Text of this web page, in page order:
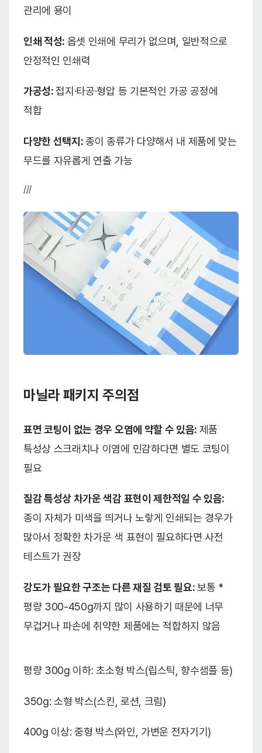
관리에 용이
인쇄 적성: 옵셋 인쇄에 무리가 없으며, 일반적으로
안정적인 인쇄력
가공성:접지·타공·형압 등 기본적인 가공 공정에
적합
다양한 선택지:종이 종류가 다양해서 내 제품에 맞는
무드를 자유롭게 연출 가능
///
마닐라 패키지 주의점
표면 코팅이 없는 경우 오염에 약할 수 있음: 제품
특성상 스크래치나 이염에 민감하다면 별도 코팅이
필요
질감 특성상 차가운 색감 표현이 제한적일 수 있음:
종이 자체가 미색을 띄거나 노랗게 인쇄되는 경우가
많아서 정확한 차가운 색 표현이 필요하다면 사전
테스트가 권장
강도가 필요한 구조는 다른 재질 검토 필요:보통 *
평량 300-450g까지 많이 사용하기 때문에 너무
무겁거나 파손에 취약한 제품에는 적합하지 않음
평량 300g 이하: 초소헝 박스(립스틱, 향수샘플 등)
350g: 소형 박스(스킨, 로션, 크림)
400g 이상: 중형 박스(와인, 가변운 전자기기)